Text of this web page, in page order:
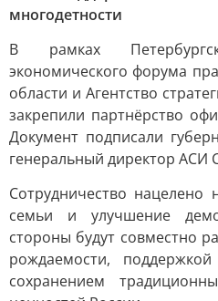
многодетности
В рамках
экономического форума
области и Агентство
закрепили партнёрство
Документ подписали
генеральный директор АСИ
Сотрудничество нацелено
семьи и улучшение
стороны будут совместно
рождаемости,
сохранением